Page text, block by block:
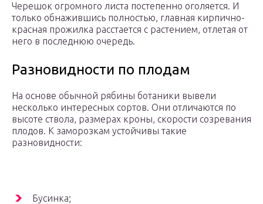
Черешок огромного листа постепенно оголяется. И
только обнажившись полностью, главная кирпично-
красная прожилка расстается с растением, отлетая от
него в последнюю очередь.
Разновидности по плодам
На основе обычной рябины ботаники вывели
несколько интересных сортов. Они отличаются по
высоте ствола, размерах кроны, скорости созревания
плодов. К заморозкам устойчивы такие
разновидности:
Бусинка;